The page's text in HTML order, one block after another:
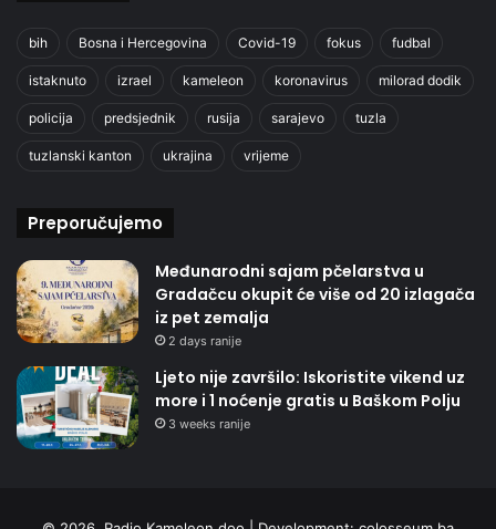
bih Bosna i Hercegovina Covid-19 fokus fudbal
istaknuto izrael kameleon koronavirus milorad dodik
policija predsjednik rusija sarajevo tuzla
tuzlanski kanton ukrajina vrijeme
Preporučujemo
Međunarodni sajam pčelarstva u
Gradačcu okupit će više od 20 izlagača
iz pet zemalja
2 days ranije
Ljeto nije završilo: Iskoristite vikend uz
more i 1 noćenje gratis u Baškom Polju
3 weeks ranije